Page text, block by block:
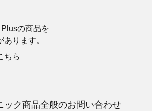
の商品を
ります。
ちら
ック商品全般のお問い合わせ